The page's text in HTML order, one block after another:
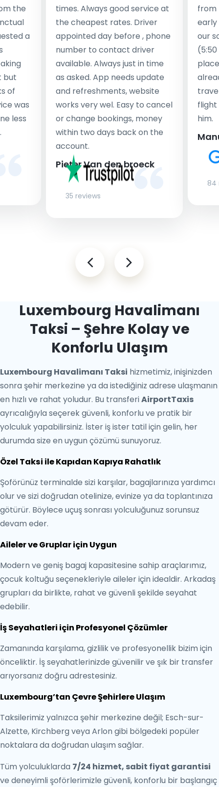
the
a
but
of
was
less
times. Always good service at
the cheapest rates. Driver
appointed day before , phone
number to contact driver
available. Always just in time
as asked. App needs update
and refreshments, website
works very wel. Easy to cancel
or change bookings, money
within two days back on the
account.
Pieter Van den broeck
35 reviews
from
early
our
flight
him.
84
Luxembourg Havalimanı
Taksi – Şehre Kolay ve
Konforlu Ulaşım
Luxembourg Havalimanı Taksi hizmetimiz, inişinizden
sonra şehir merkezine ya da istediğiniz adrese ulaşmanın
en hızlı ve rahat yoludur. Bu transferiAirportTaxis
ayrıcalığıyla seçerek güvenli, konforlu ve pratik bir
yolculuk yapabilirsiniz. İster iş ister tatil için gelin, her
durumda size en uygun çözümü sunuyoruz.
Özel Taksi ile Kapıdan Kapıya Rahatlık
Şoförünüz terminalde sizi karşılar, bagajlarınıza yardımcı
olur ve sizi doğrudan otelinize, evinize ya da toplantınıza
götürür. Böylece uçuş sonrası yolculuğunuz sorunsuz
devam eder.
Aileler ve Gruplar için Uygun
Modern ve geniş bagaj kapasitesine sahip araçlarımız,
çocuk koltuğu seçenekleriyle aileler için idealdir. Arkadaş
grupları da birlikte, rahat ve güvenli şekilde seyahat
edebilir.
İş Seyahatleri için Profesyonel Çözümler
Zamanında karşılama, gizlilik ve profesyonellik bizim için
önceliktir. İş seyahatlerinizde güvenilir ve şık bir transfer
arıyorsanız doğru adrestesiniz.
Luxembourg’tan Çevre Şehirlere Ulaşım
Taksilerimiz yalnızca şehir merkezine değil; Esch-sur-
Alzette, Kirchberg veya Arlon gibi bölgedeki popüler
noktalara da doğrudan ulaşım sağlar.
Tüm yolculuklarda 7/24 hizmet, sabit fiyat garantisi
ve deneyimli şoförlerimizle güvenli, konforlu bir başlangıç